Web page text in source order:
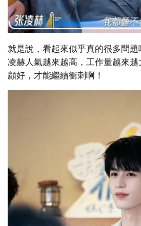
就是說，看起來似乎真的很多問
凌赫人氣越來越高，工作量越來
顧好，才能繼續衝刺啊！